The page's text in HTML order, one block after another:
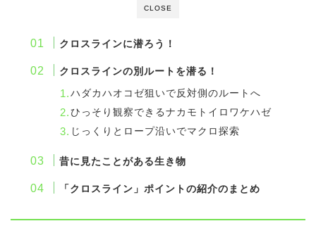
CLOSE
クロスラインに潜ろう！
クロスラインの別ルートを潜る！
ハダカハオコゼ狙いで反対側のルートへ
ひっそり観察できるナカモトイロワケハゼ
じっくりとロープ沿いでマクロ探索
昔に見たことがある生き物
「クロスライン」ポイントの紹介のまとめ